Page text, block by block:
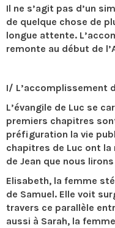
Il ne s’agit pas d’un
de quelque chose de
longue attente.
remonte au début de
I/ L’accomplissement
L’évangile de Luc se
premiers chapitres
préfiguration la vie
chapitres de Luc ont
de Jean que nous
Elisabeth, la femme
de Samuel. Elle voit
travers ce parallèle
aussi à Sarah, la